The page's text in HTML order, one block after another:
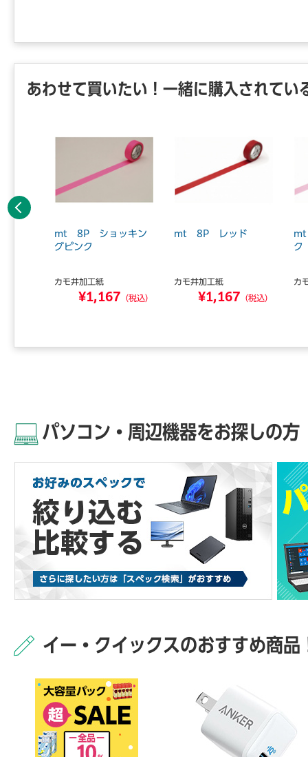
あわせて買いたい！一緒に購入されてい
mt 8P ショッキン
グピンク
カモ井加工紙
¥1,167 （税込）
mt 8P レッド
カモ井加工紙
¥1,167 （税込）
ク
カ
前へ
パソコン・周辺機器をお探しの方
イー・クイックスのおすすめ商品